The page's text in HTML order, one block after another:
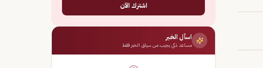
اشترك الآن
اسأل الخبر
مساعد ذكي يجيب من سياق الخبر فقط